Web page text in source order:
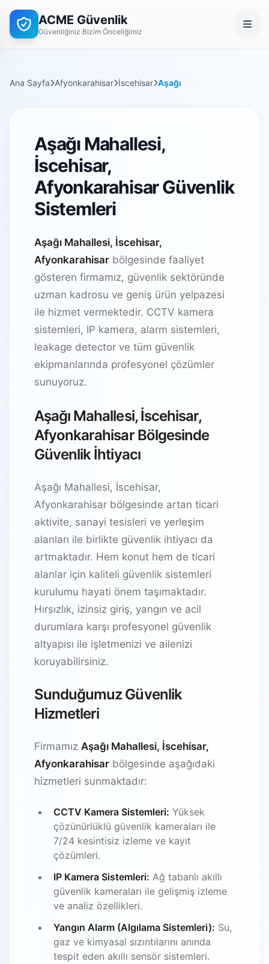
ACME Güvenlik
Güvenliğiniz Bizim Önceliğimiz
Ana Sayfa Afyonkarahisar İscehisar Aşağı
Aşağı Mahallesi,
İscehisar,
Afyonkarahisar Güvenlik
Sistemleri
Aşağı Mahallesi, İscehisar,
Afyonkarahisar bölgesinde faaliyet
gösteren firmamız, güvenlik sektöründe
uzman kadrosu ve geniş ürün yelpazesi
ile hizmet vermektedir. CCTV kamera
sistemleri, IP kamera, alarm sistemleri,
leakage detector ve tüm güvenlik
ekipmanlarında profesyonel çözümler
sunuyoruz.
Aşağı Mahallesi, İscehisar,
Afyonkarahisar Bölgesinde
Güvenlik İhtiyacı
Aşağı Mahallesi, İscehisar,
Afyonkarahisar bölgesinde artan ticari
aktivite, sanayi tesisleri ve yerleşim
alanları ile birlikte güvenlik ihtiyacı da
artmaktadır. Hem konut hem de ticari
alanlar için kaliteli güvenlik sistemleri
kurulumu hayati önem taşımaktadır.
Hırsızlık, izinsiz giriş, yangın ve acil
durumlara karşı profesyonel güvenlik
altyapısı ile işletmenizi ve ailenizi
koruyabilirsiniz.
Sunduğumuz Güvenlik
Hizmetleri
Firmamız Aşağı Mahallesi, İscehisar,
Afyonkarahisar bölgesinde aşağıdaki
hizmetleri sunmaktadır:
CCTV Kamera Sistemleri: Yüksek
çözünürlüklü güvenlik kameraları ile
7/24 kesintisiz izleme ve kayıt
çözümleri.
IP Kamera Sistemleri: Ağ tabanlı akıllı
güvenlik kameraları ile gelişmiş izleme
ve analiz özellikleri.
Yangın Alarm (Algılama Sistemleri): Su,
gaz ve kimyasal sızıntılarını anında
tespit eden akıllı sensör sistemleri.